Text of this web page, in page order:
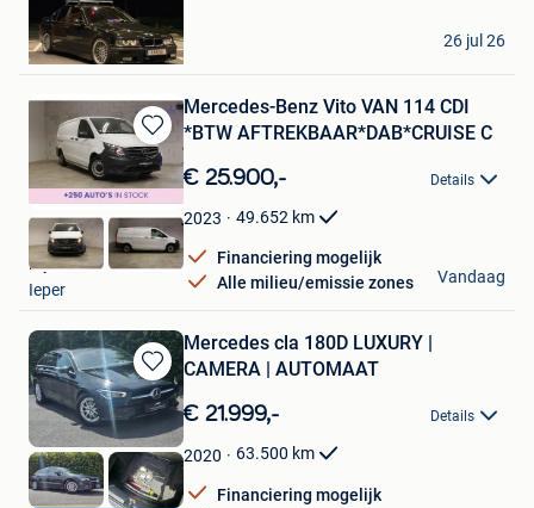
Giel Clabau
Ieper
26 jul 26
Bewaren
in
Mijn
Favorieten
Mercedes-Benz Vito VAN 114 CDI
*BTW AFTREKBAAR*DAB*CRUISE C
€ 25.900,- Details
2023 49.652 km
Financiering mogelijk
Alle milieu/emissie zones
Ieper
Ieper
Vandaag
Bewaren
in
Mijn
Favorieten
Mercedes cla 180D LUXURY |
CAMERA | AUTOMAAT
€ 21.999,- Details
2020 63.500 km
Financiering mogelijk